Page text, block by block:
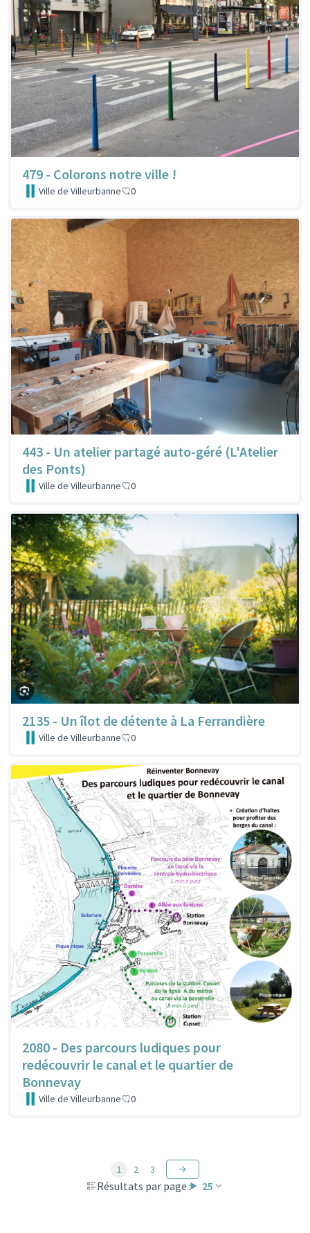
479 - Colorons notre ville !
Ville de Villeurbanne 0
443 - Un atelier partagé auto-géré (L'Atelier
des Ponts)
Ville de Villeurbanne 0
2135 - Un îlot de détente à La Ferrandière
Ville de Villeurbanne 0
2080 - Des parcours ludiques pour
redécouvrir le canal et le quartier de
Bonnevay
Ville de Villeurbanne 0
Résultats par page : 25
1 2 3